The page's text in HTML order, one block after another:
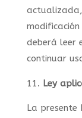
deberá leer
continuar
Ley
La presente